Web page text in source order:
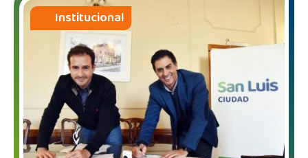
Institucional